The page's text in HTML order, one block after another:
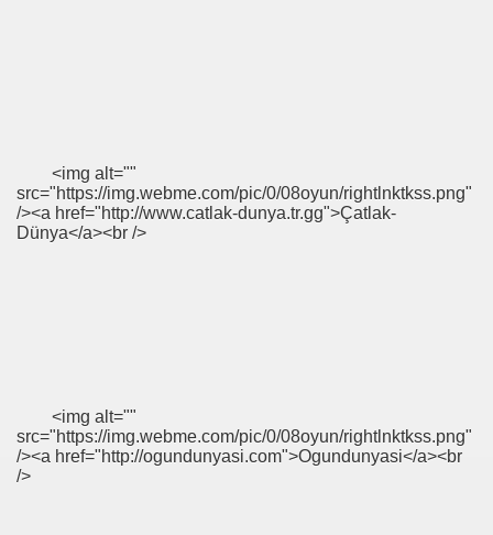
<img alt=""
src="https://img.webme.com/pic/0/08oyun/rightlnktkss.png"
/><a href="http://www.catlak-dunya.tr.gg">Çatlak-
Dünya</a><br />
<img alt=""
src="https://img.webme.com/pic/0/08oyun/rightlnktkss.png"
/><a href="http://ogundunyasi.com">Ogundunyasi</a><br
/>